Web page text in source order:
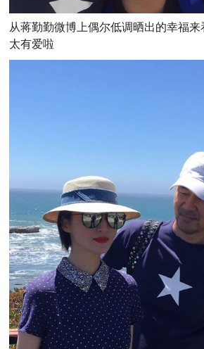
从蒋勤勤微博上偶尔低调晒出的幸福
太有爱啦